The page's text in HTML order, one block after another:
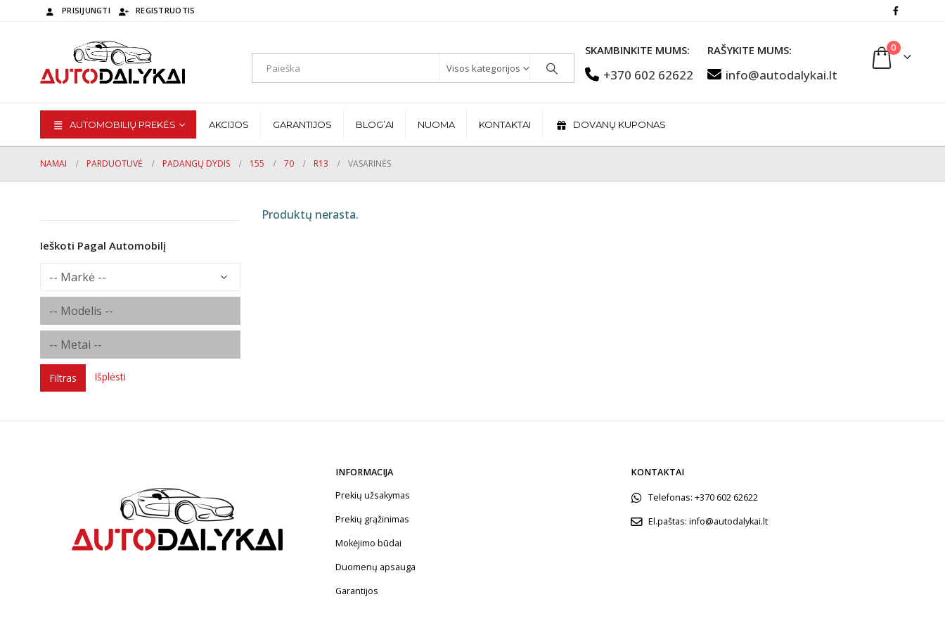
PRISIJUNGTI REGISTRUOTIS
Visos kategorijos
SKAMBINKITE MUMS:
+370 602 62622
RAŠYKITE MUMS:
info@autodalykai.lt
0
AUTOMOBILIŲ PREKĖS AKCIJOS GARANTIJOS BLOG’AI NUOMA KONTAKTAI DOVANŲ KUPONAS
NAMAI PARDUOTUVĖ PADANGŲ DYDIS 155 70 R13 VASARINĖS
Produktų nerasta.
Ieškoti Pagal Automobilį
Filtras Išplėsti
INFORMACIJA
Prekių užsakymas
Prekių grąžinimas
Mokėjimo būdai
Duomenų apsauga
Garantijos
KONTAKTAI
Telefonas: +370 602 62622
El.paštas: info@autodalykai.lt